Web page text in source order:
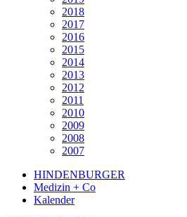
2018
2017
2016
2015
2014
2013
2012
2011
2010
2009
2008
2007
HINDENBURGER
Medizin + Co
Kalender